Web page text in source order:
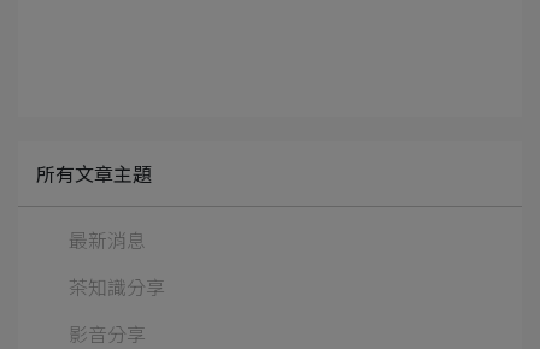
所有文章主題
最新消息
茶知識分享
影音分享